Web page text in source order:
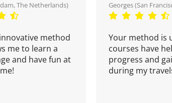
The Netherlands)
method
me to learn a
and have fun at
Georges (San
Your method is
courses have
progress and
during my